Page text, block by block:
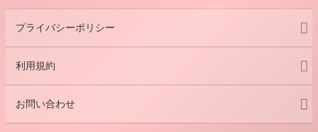
プライバシーポリシー
利用規約
お問い合わせ